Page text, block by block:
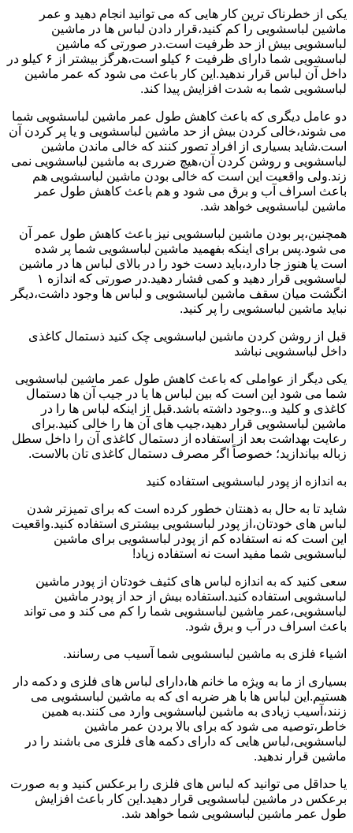
یکی از خطرناک ترین کار هایی که می توانید انجام دهید و عمر
ماشین لباسشویی را کم کنید،قرار دادن لباس ها در ماشین
لباسشویی بیش از حد ظرفیت است.در صورتی که ماشین
لباسشویی شما دارای ظرفیت ۶ کیلو است،هرگز بیشتر از ۶ کیلو در
داخل آن لباس قرار ندهید.این کار باعث می شود که عمر ماشین
لباسشویی شما به شدت افزایش پیدا کند.
دو عامل دیگری که باعث کاهش طول عمر ماشین لباسشویی شما
می شوند،خالی کردن بیش از حد ماشین لباسشویی و یا پر کردن آن
است.شاید بسیاری از افراد تصور کنند که خالی ماندن ماشین
لباسشویی و روشن کردن آن،هیچ ضرری به ماشین لباسشویی نمی
زند.ولی واقعیت این است که خالی بودن ماشین لباسشویی هم
باعث اسراف آب و برق می شود و هم باعث کاهش طول عمر
ماشین لباسشویی خواهد شد.
همچنین،پر بودن ماشین لباسشویی نیز باعث کاهش طول عمر آن
می شود.پس برای اینکه بفهمید ماشین لباسشویی شما پر شده
است یا هنوز جا دارد،باید دست خود را در بالای لباس ها در ماشین
لباسشویی قرار دهید و کمی فشار دهید.در صورتی که اندازه ۱
انگشت میان سقف ماشین لباسشویی و لباس ها وجود داشت،دیگر
نباید ماشین لباسشویی را پر کنید.
قبل از روشن کردن ماشین لباسشویی چک کنید ذستمال کاغذی
داخل لباسشویی نباشد
یکی دیگر از عواملی که باعث کاهش طول عمر ماشین لباسشویی
شما می شود این است که بین لباس ها یا در جیب آن ها دستمال
کاغذی و کلید و...وجود داشته باشد.قبل از اینکه لباس ها را در
ماشین لباسشویی قرار دهید،جیب های آن ها را خالی کنید.برای
رعایت بهداشت بعد از استفاده از دستمال کاغذی آن را داخل سطل
زباله بیاندازید؛ خصوصاً اگر مصرف دستمال کاغذی تان بالاست.
به اندازه از پودر لباسشویی استفاده کنید
شاید تا به حال به ذهنتان خطور کرده است که برای تمیزتر شدن
لباس های خودتان،از پودر لباسشویی بیشتری استفاده کنید.واقعیت
این است که نه استفاده کم از پودر لباسشویی برای ماشین
لباسشویی شما مفید است نه استفاده زیاد!
سعی کنید که به اندازه لباس های کثیف خودتان از پودر ماشین
لباسشویی استفاده کنید.استفاده بیش از حد از پودر ماشین
لباسشویی،عمر ماشین لباسشویی شما را کم می کند و می تواند
باعث اسراف در آب و برق شود.
اشیاء فلزی به ماشین لباسشویی شما آسیب می رسانند.
بسیاری از ما به ویژه ما خانم ها،دارای لباس های فلزی و دکمه دار
هستیم.این لباس ها با هر ضربه ای که به ماشین لباسشویی می
زنند،آسیب زیادی به ماشین لباسشویی وارد می کنند.به همین
خاطر،توصیه می شود که برای بالا بردن عمر ماشین
لباسشویی،لباس هایی که دارای دکمه های فلزی می باشند را در
ماشین قرار ندهید.
یا حداقل می توانید که لباس های فلزی را برعکس کنید و به صورت
برعکس در ماشین لباسشویی قرار دهید.این کار باعث افزایش
طول عمر ماشین لباسشویی شما خواهد شد.